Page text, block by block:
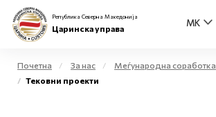
Република Северна Македонија
Царинска управа
Почетна За нас Меѓународна соработка
Тековни проекти